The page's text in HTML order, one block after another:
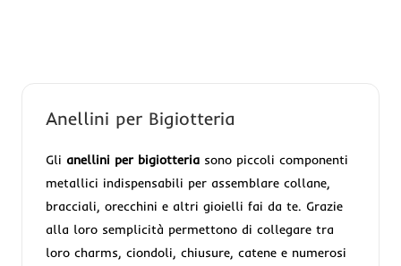
Anellini per Bigiotteria
Gli anellini per bigiotteria sono piccoli componenti
metallici indispensabili per assemblare collane,
bracciali, orecchini e altri gioielli fai da te. Grazie
alla loro semplicità permettono di collegare tra
loro charms, ciondoli, chiusure, catene e numerosi